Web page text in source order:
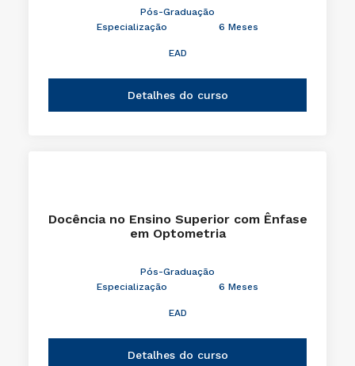
Pós-Graduação
Especialização
6 Meses
EAD
Detalhes do curso
Docência no Ensino Superior com Ênfase
em Optometria
Pós-Graduação
Especialização
6 Meses
EAD
Detalhes do curso